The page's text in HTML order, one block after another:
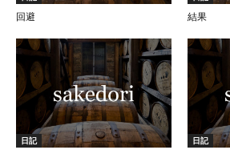
回避
結果
日記
日記